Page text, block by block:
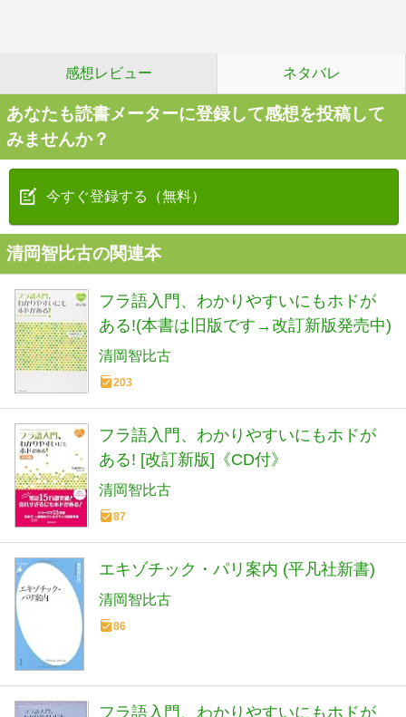
感想レビュー ネタバレ
あなたも読書メーターに登録して感想を投稿して
みませんか？
今すぐ登録する（無料）
清岡智比古の関連本
フラ語入門、わかりやすいにもホドが
ある!(本書は旧版です→改訂新版発売中)
清岡智比古
203
フラ語入門、わかりやすいにもホドが
ある! [改訂新版]《CD付》
清岡智比古
87
エキゾチック・パリ案内 (平凡社新書)
清岡智比古
86
フラ語入門、わかりやすいにもホドが